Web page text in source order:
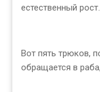
естественный рост.
Вот пять трюков,
обращается в